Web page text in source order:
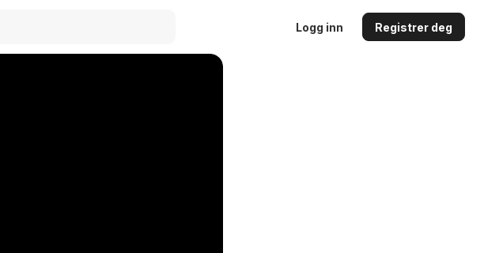
Logg inn Registrer deg